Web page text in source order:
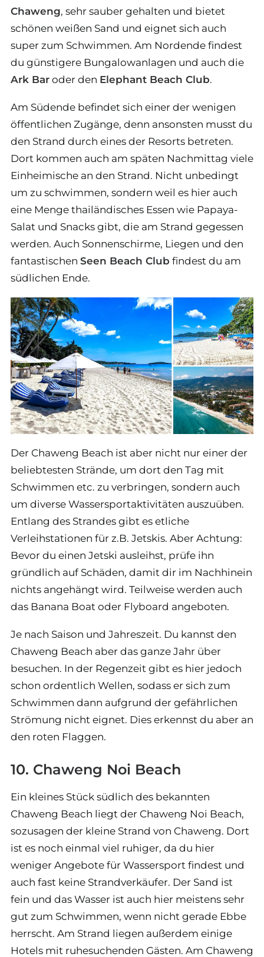
Chaweng, sehr sauber gehalten und bietet
schönen weißen Sand und eignet sich auch
super zum Schwimmen. Am Nordende findest
du günstigere Bungalowanlagen und auch die
Ark Bar oder den Elephant Beach Club.
Am Südende befindet sich einer der wenigen
öffentlichen Zugänge, denn ansonsten musst du
den Strand durch eines der Resorts betreten.
Dort kommen auch am späten Nachmittag viele
Einheimische an den Strand. Nicht unbedingt
um zu schwimmen, sondern weil es hier auch
eine Menge thailändisches Essen wie Papaya-
Salat und Snacks gibt, die am Strand gegessen
werden. Auch Sonnenschirme, Liegen und den
fantastischen Seen Beach Club findest du am
südlichen Ende.
Der Chaweng Beach ist aber nicht nur einer der
beliebtesten Strände, um dort den Tag mit
Schwimmen etc. zu verbringen, sondern auch
um diverse Wassersportaktivitäten auszuüben.
Entlang des Strandes gibt es etliche
Verleihstationen für z.B. Jetskis. Aber Achtung:
Bevor du einen Jetski ausleihst, prüfe ihn
gründlich auf Schäden, damit dir im Nachhinein
nichts angehängt wird. Teilweise werden auch
das Banana Boat oder Flyboard angeboten.
Je nach Saison und Jahreszeit. Du kannst den
Chaweng Beach aber das ganze Jahr über
besuchen. In der Regenzeit gibt es hier jedoch
schon ordentlich Wellen, sodass er sich zum
Schwimmen dann aufgrund der gefährlichen
Strömung nicht eignet. Dies erkennst du aber an
den roten Flaggen.
10. Chaweng Noi Beach
Ein kleines Stück südlich des bekannten
Chaweng Beach liegt der Chaweng Noi Beach,
sozusagen der kleine Strand von Chaweng. Dort
ist es noch einmal viel ruhiger, da du hier
weniger Angebote für Wassersport findest und
auch fast keine Strandverkäufer. Der Sand ist
fein und das Wasser ist auch hier meistens sehr
gut zum Schwimmen, wenn nicht gerade Ebbe
herrscht. Am Strand liegen außerdem einige
Hotels mit ruhesuchenden Gästen. Am Chaweng